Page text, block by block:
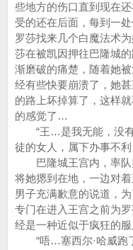
些地方的伤口直到现在
受的还在后面，每到一
罗莎找来几个白魔法术
莎在被凯因押往巴隆城
渐磨破的痛楚，随着她
经有些快要崩溃了，她
的路上坏掉算了，这样
的感觉了…
“王…是我无能，没有
徒的女人，属下办事不
巴隆城王宫内，率队
将她摁到在地，一边对
男子充满歉意的说道，
专门在进入王宫之前为
经是一种近似于疯狂的服
“唔…塞西尔·哈威跑